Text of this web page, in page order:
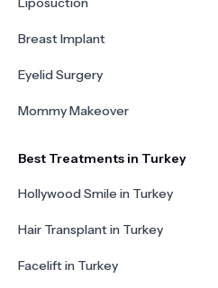
Breast Implant
Eyelid Surgery
Mommy Makeover
Best Treatments in Turkey
Hollywood Smile in Turkey
Hair Transplant in Turkey
Facelift in Turkey